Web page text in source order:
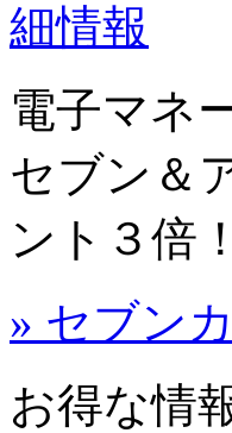
電子マネ
セブン＆
ント３倍！
» セブン
お得な情